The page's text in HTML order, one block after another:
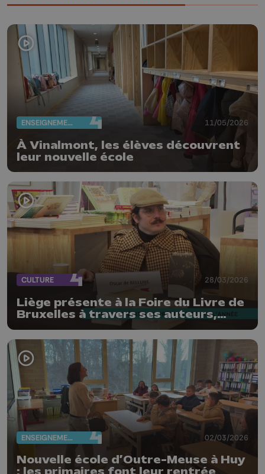
ENSEIGNEMENT 11/05/2026
À Vinalmont, les élèves découvrent
leur nouvelle école
CULTURE 28/03/2026
Liège présente à la Foire du Livre de
Bruxelles à travers ses auteurs,
ENSEIGNEMENT 02/03/2026
Nouvelle école d’Outre-Meuse à Huy